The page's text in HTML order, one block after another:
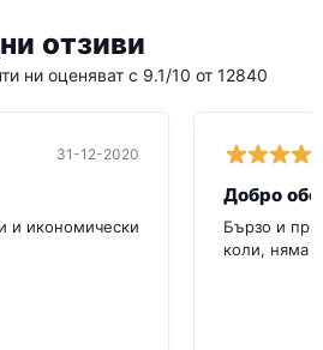
отзиви
ни оценяват с 9.1/10 от 12840
31-12-2020
и икономически
Добро
Бързо и
коли, няма